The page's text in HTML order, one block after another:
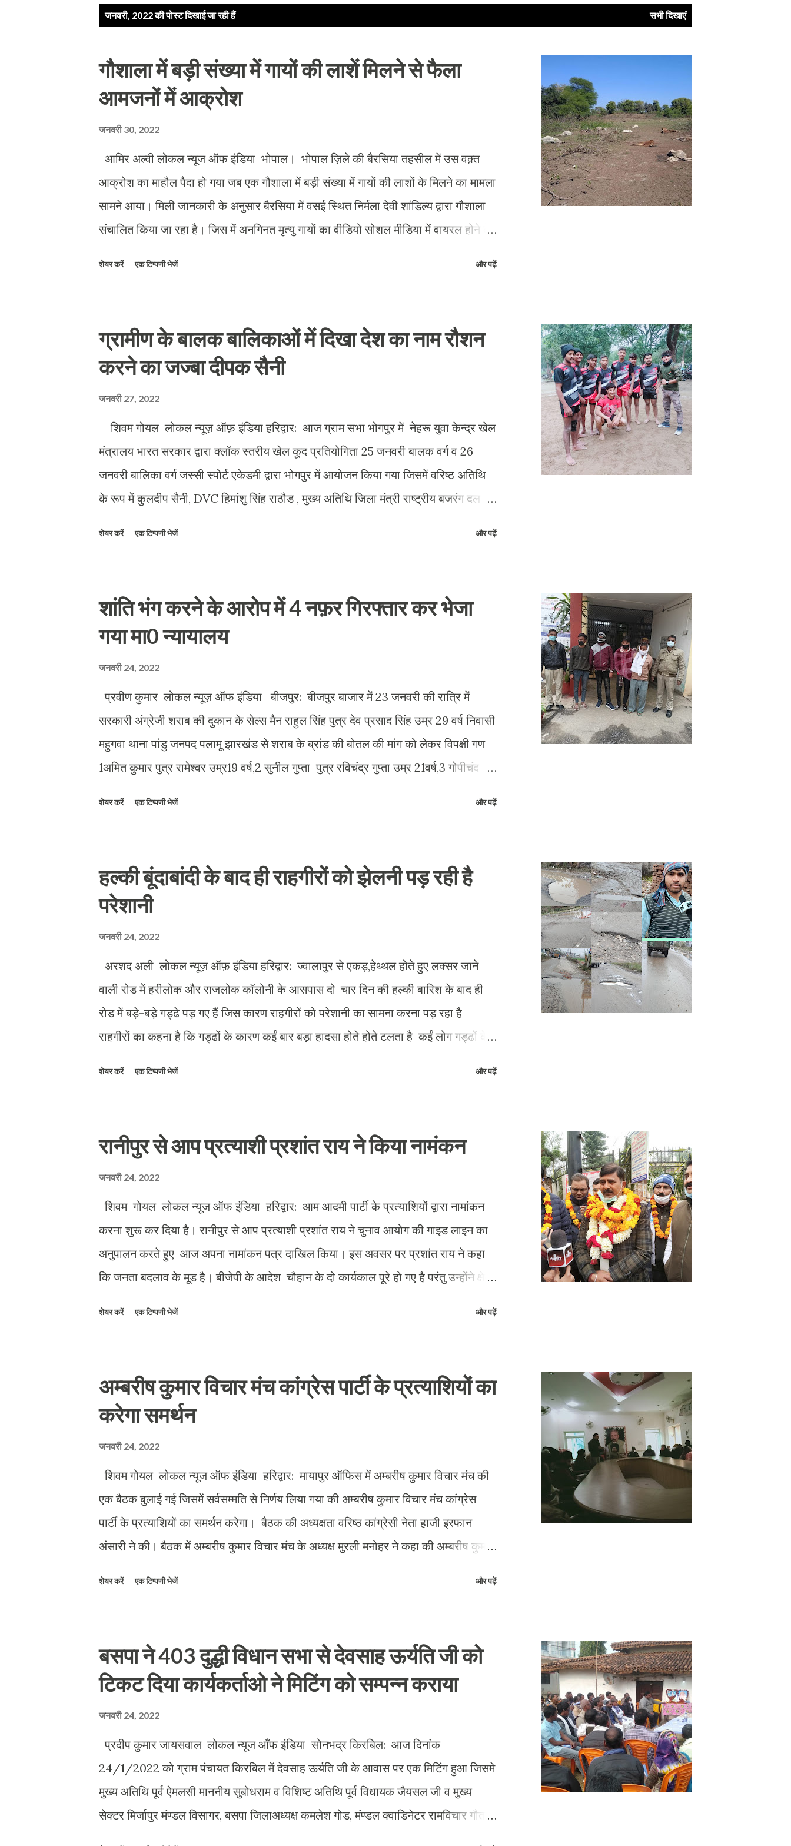
जनवरी, 2022 की पोस्ट दिखाई जा रही हैं सभी दिखाएं
गौशाला में बड़ी संख्या में गायों की लाशें मिलने से फैला
आमजनों में आक्रोश
जनवरी 30, 2022
आमिर अल्वी लोकल न्यूज ऑफ इंडिया भोपाल। भोपाल ज़िले की बैरसिया तहसील में उस वक़्त
आक्रोश का माहौल पैदा हो गया जब एक गौशाला में बड़ी संख्या में गायों की लाशों के मिलने का मामला
सामने आया। मिली जानकारी के अनुसार बैरसिया में वसई स्थित निर्मला देवी शांडिल्य द्वारा गौशाला
संचालित किया जा रहा है। जिस में अनगिनत मृत्यु गायों का वीडियो सोशल मीडिया में वायरल होने के
का कहना है कि बड़ी संख्या में गायों की मौत हुई है इस पूरे मामले की निष्पक्ष जाँच हो, सच्चाई सामने
आये और दोषियों पर कड़ी से कड़ी कार्यवाही हो। वहीं कलेक्टर का कहना है कि गौशाला का संचालन
प्रशासन ने अपने हाथ में लिया है। गायों की मौत की जांच कराई जाएगी। इसके साथ ही निरीक्षण के
दौरान निर्देश दिए की गायों की मौत का कारण जानने के लिए कुछ गायों के शवों का परीक्षण ...
शेयर करें एक टिप्पणी भेजें और पढ़ें
ग्रामीण के बालक बालिकाओं में दिखा देश का नाम रौशन
करने का जज्बा दीपक सैनी
जनवरी 27, 2022
शिवम गोयल लोकल न्यूज़ ऑफ़ इंडिया हरिद्वार: आज ग्राम सभा भोगपुर में नेहरू युवा केन्द्र खेल
मंत्रालय भारत सरकार द्वारा क्लॉक स्तरीय खेल कूद प्रतियोगिता 25 जनवरी बालक वर्ग व 26
जनवरी बालिका वर्ग जस्सी स्पोर्ट एकेडमी द्वारा भोगपुर में आयोजन किया गया जिसमें वरिष्ठ अतिथि
के रूप में कुलदीप सैनी, DVC हिमांशु सिंह राठौड , मुख्य अतिथि जिला मंत्री राष्ट्रीय बजरंग दल
दूसरा स्थान डाबकी टीम ने प्राप्त कर विजय प्राप्त की। प्रतिभाग करने वालो में सागर,चांद,
भीमसेन, शौरभ ,दीपक कुमार, व कब्बडी में लककी कुमार सौरभ राठौर, शंकर कश्यप, दीपक
सैनी,अनुज सैनी, निसान्त चौधरी, वंस कश्यप, बालिकाओ में कब्बडी भूमिका,छवि सैनी,
अंजिता,शिवानी ,मन्थलेश, पारुल, कोमल, शीतल कश्यप, शिखा, खुशी, आदि शामिल रही।
शेयर करें एक टिप्पणी भेजें और पढ़ें
शांति भंग करने के आरोप में 4 नफ़र गिरफ्तार कर भेजा
गया मा0 न्यायालय
जनवरी 24, 2022
प्रवीण कुमार लोकल न्यूज़ ऑफ इंडिया बीजपुर: बीजपुर बाजार में 23 जनवरी की रात्रि में
सरकारी अंग्रेजी शराब की दुकान के सेल्स मैन राहुल सिंह पुत्र देव प्रसाद सिंह उम्र 29 वर्ष निवासी
महुगवा थाना पांडु जनपद पलामू झारखंड से शराब के ब्रांड की बोतल की मांग को लेकर विपक्षी गण
1अमित कुमार पुत्र रामेश्वर उम्र19 वर्ष,2 सुनील गुप्ता पुत्र रविचंद्र गुप्ता उम्र 21वर्ष,3 गोपीचंद
हुए उप0 नि0 बृजेश कुमार पांडेय मय हमराह द्वारा मौके पर पहुंच कर विपक्षी गण को शान्ति भंग करने
पर धारा 151 जा0फो0 में गिरफ्तार कर मा0 न्यायलय दूधी भेजा गया।
शेयर करें एक टिप्पणी भेजें और पढ़ें
हल्की बूंदाबांदी के बाद ही राहगीरों को झेलनी पड़ रही है
परेशानी
जनवरी 24, 2022
अरशद अली लोकल न्यूज़ ऑफ़ इंडिया हरिद्वार: ज्वालापुर से एकड़,हेथ्थल होते हुए लक्सर जाने
वाली रोड में हरीलोक और राजलोक कॉलोनी के आसपास दो-चार दिन की हल्की बारिश के बाद ही
रोड में बड़े-बड़े गड्ढे पड़ गए हैं जिस कारण राहगीरों को परेशानी का सामना करना पड़ रहा है
राहगीरों का कहना है कि गड्ढों के कारण कईं बार बड़ा हादसा होते होते टलता है कईं लोग गड्ढों के
सकती तो कम से कम गड्ढों को तो भर देना चाहिए ताकि इन गड्ढों के कारण कोई हादसा ना हो ।
शेयर करें एक टिप्पणी भेजें और पढ़ें
रानीपुर से आप प्रत्याशी प्रशांत राय ने किया नामंकन
जनवरी 24, 2022
शिवम गोयल लोकल न्यूज ऑफ इंडिया हरिद्वार: आम आदमी पार्टी के प्रत्याशियों द्वारा नामांकन
करना शुरू कर दिया है। रानीपुर से आप प्रत्याशी प्रशांत राय ने चुनाव आयोग की गाइड लाइन का
अनुपालन करते हुए आज अपना नामांकन पत्र दाखिल किया। इस अवसर पर प्रशांत राय ने कहा
कि जनता बदलाव के मूड है। बीजेपी के आदेश चौहान के दो कार्यकाल पूरे हो गए है परंतु उन्होंने क्षेत्र
और ज्वालापुर से प्रत्याशी ममता सिंह नामांकन जमा करेंगी । नामांकन करने वालो में जोनल इंचार्ज
सुनील लोहिया, रघुवीर सिंह पवार धीमान, के एन राय चौधरी , मनोज सिंह मिथिलेश प्रधान ,
रामकुमार सरोज शर्मा शिवांश विपुल काकू मौजूद रहे।
शेयर करें एक टिप्पणी भेजें और पढ़ें
अम्बरीष कुमार विचार मंच कांग्रेस पार्टी के प्रत्याशियों का
करेगा समर्थन
जनवरी 24, 2022
शिवम गोयल लोकल न्यूज ऑफ इंडिया हरिद्वार: मायापुर ऑफिस में अम्बरीष कुमार विचार मंच की
एक बैठक बुलाई गई जिसमें सर्वसम्मति से निर्णय लिया गया की अम्बरीष कुमार विचार मंच कांग्रेस
पार्टी के प्रत्याशियों का समर्थन करेगा। बैठक की अध्यक्षता वरिष्ठ कांग्रेसी नेता हाजी इरफान
अंसारी ने की। बैठक में अम्बरीष कुमार विचार मंच के अध्यक्ष मुरली मनोहर ने कहा की अम्बरीष कुमार
दिया था उसी को हम बरकरार रखेंगे इसी से हमारा प्रयास रहेगा कि विचार मंच का हर कार्यकर्ता
कांग्रेस को जिताने का काम करेगा और सांप्रदायिक शक्तियो को हराने काम करेगा। वरुण बालियान
ने कहा कि हम पूरी तरह से कांग्रेस को जीतने के लिए तैयार है और कांग्रेस को मजबूत करेंगे उन्होंने
कहा कि जो भी प्रत्याशी कांग्रेस की ओर से विधानसभा में है उन स...
शेयर करें एक टिप्पणी भेजें और पढ़ें
बसपा ने 403 दुद्धी विधान सभा से देवसाह ऊर्यति जी को
टिकट दिया कार्यकर्ताओ ने मिटिंग को सम्पन्न कराया
जनवरी 24, 2022
प्रदीप कुमार जायसवाल लोकल न्यूज आँफ इंडिया सोनभद्र किरबिल: आज दिनांक
24/1/2022 को ग्राम पंचायत किरबिल में देवसाह ऊर्यति जी के आवास पर एक मिटिंग हुआ जिसमे
मुख्य अतिथि पूर्व ऐमलसी माननीय सुबोधराम व विशिष्ट अतिथि पूर्व विधायक जैयसल जी व मुख्य
सेक्टर मिर्जापुर मंण्डल विसागर, बसपा जिलाअध्यक्ष कमलेश गोड, मंण्डल क्वाडिनेटर रामविचार गौतम,